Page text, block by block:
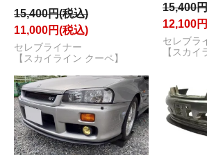
15,400円(税込)
11,000円(税込)
セレブライナー
【スカイライン クーペ】
15,400
12,100
セレブラ
【スカイ